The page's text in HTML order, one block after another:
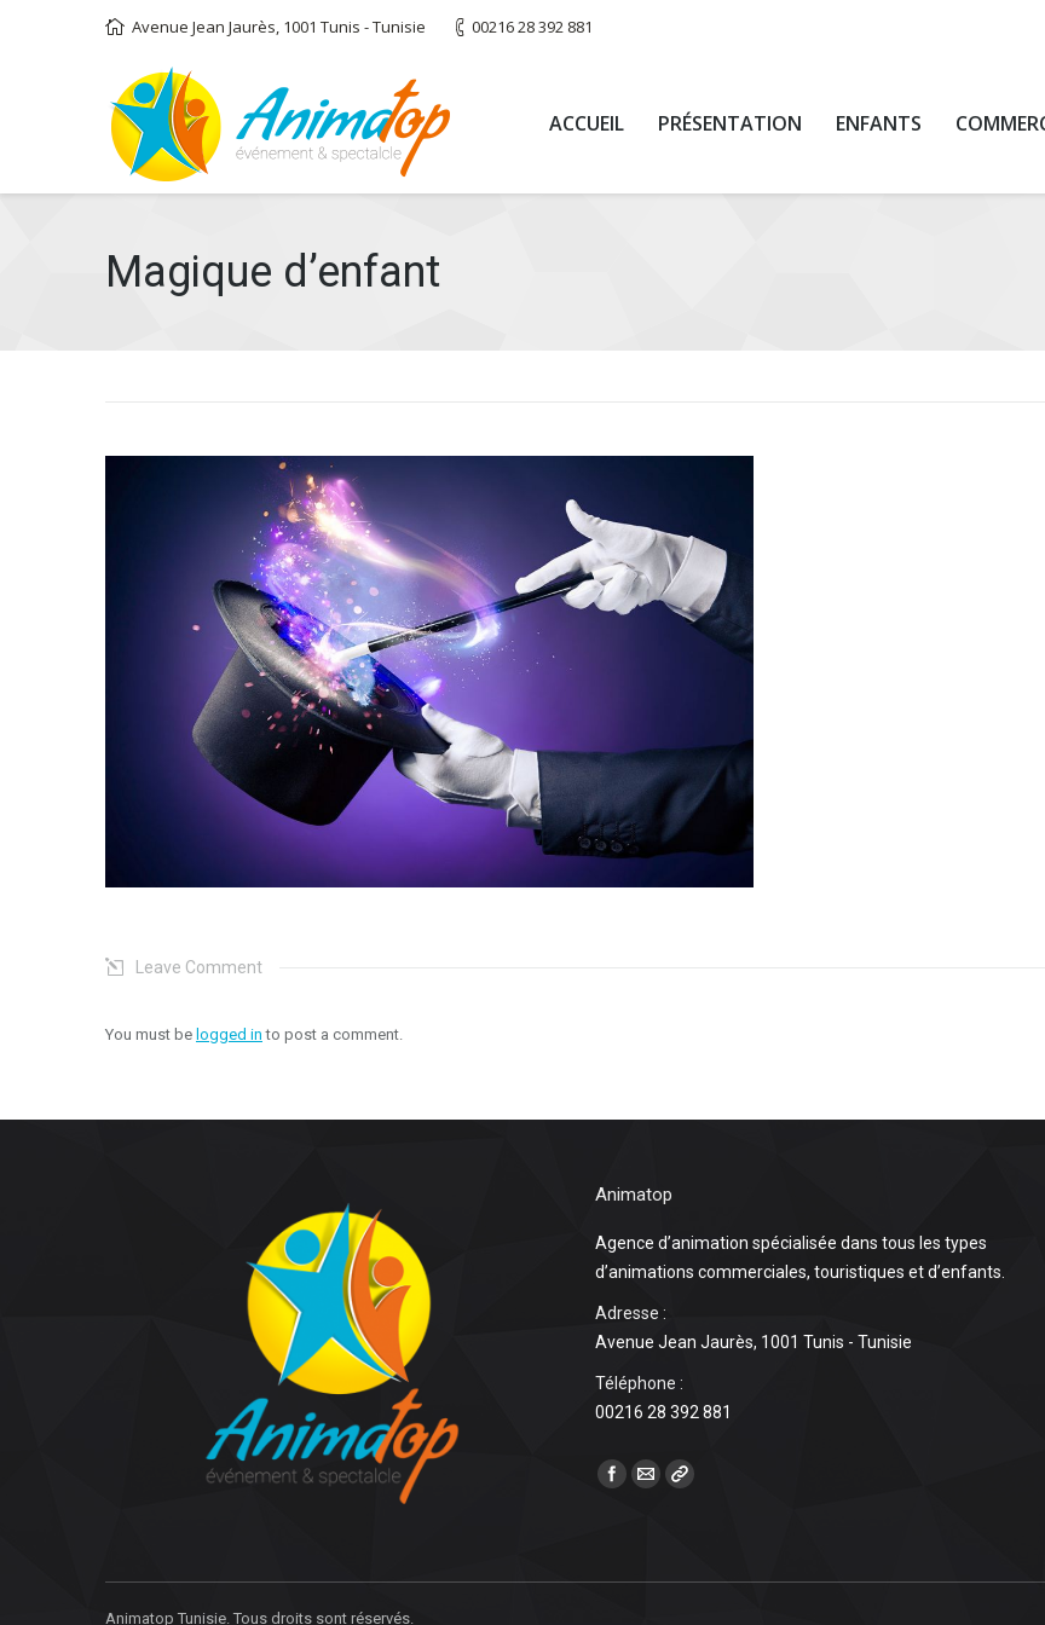
Avenue Jean Jaurès, 1001 Tunis - Tunisie 00216 28 392 881
ACCUEIL PRÉSENTATION ENFANTS
Magique d’enfant
Leave Comment
You must be logged in to post a comment.
Animatop
Agence d’animation spécialisée dans tous les types
d’animations commerciales, touristiques et d’enfants.
Adresse :
Avenue Jean Jaurès, 1001 Tunis - Tunisie
Téléphone :
00216 28 392 881
Find us on:
Animatop Tunisie. Tous droits sont réservés.